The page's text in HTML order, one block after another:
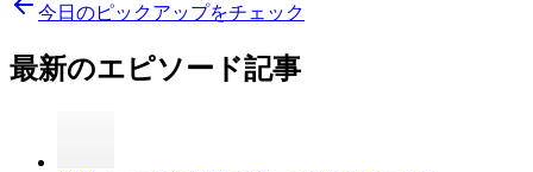
今日のピックアップをチェック
最新のエピソード記事